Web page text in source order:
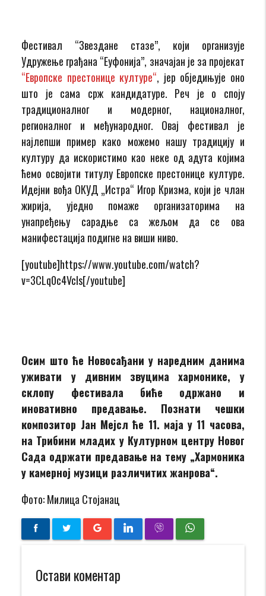
Фестивал “Звездане стазе”, који организује
Удружење грађана “Еуфонија”, значајан је за пројекат
“Европске престонице културе“, јер обједињује оно
што је сама срж кандидатуре. Реч је о споју
традиционалног и модерног, националног,
регионалног и међународног. Овај фестивал је
најлепши пример како можемо нашу традицију и
културу да искористимо као неке од адута којима
ћемо освојити титулу Европске престонице културе.
Идејни вођа ОКУД „Истра“ Игор Кризма, који је члан
жирија, уједно помаже организаторима на
унапређењу сарадње са жељом да се ова
манифестација подигне на виши ниво.
[youtube]https://www.youtube.com/watch?
v=3CLq0c4Vcls[/youtube]
Осим што ће Новосађани у наредним данима
уживати у дивним звуцима хармонике, у
склопу фестивала биће одржано и
иновативно предавање. Познати чешки
композитор Јан Мејсл ће 11. маја у 11 часова,
на Трибини младих у Културном центру Новог
Сада одржати предавање на тему „Хармоника
у камерној музици различитих жанрова“.
Фото: Милица Стојанац
Остави коментар